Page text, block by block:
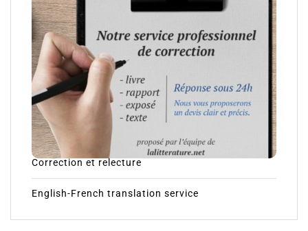
Correction et relecture
English-French translation service